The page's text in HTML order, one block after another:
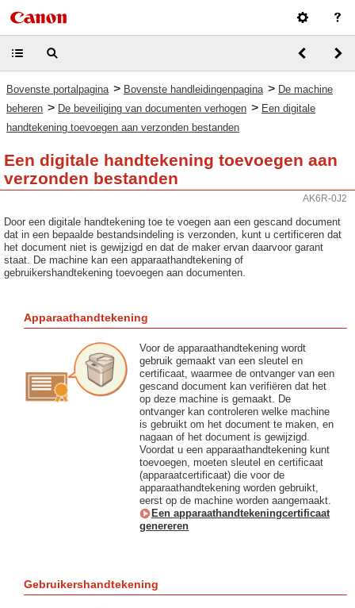
Bovenste portalpagina > Bovenste handleidingenpagina > De machine
beheren > De beveiliging van documenten verhogen > Een digitale
handtekening toevoegen aan verzonden bestanden
Een digitale handtekening toevoegen aan
verzonden bestanden
AK6R-0J2
Door een digitale handtekening toe te voegen aan een gescand document
dat in een bepaalde bestandsindeling is verzonden, kunt u certificeren dat
het document niet is gewijzigd en dat de maker ervan daarvoor garant
staat. De machine kan een apparaathandtekening of
gebruikershandtekening toevoegen aan documenten.
Apparaathandtekening
Voor de apparaathandtekening wordt
gebruik gemaakt van een sleutel en
certificaat, waarmee de ontvanger van een
gescand document kan verifiëren dat het
op deze machine is gemaakt. De
ontvanger kan controleren welke machine
is gebruikt om het document te maken, en
nagaan of het document is gewijzigd.
Voordat u een apparaathandtekening kunt
toevoegen, moeten sleutel en certificaat
(apparaatcertificaat) die voor de
apparaathandtekening worden gebruikt,
eerst op de machine worden aangemaakt.
Een apparaathandtekeningcertificaat
genereren
Gebruikershandtekening